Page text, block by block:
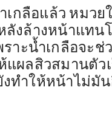
กลือแล้ว หมวย
ลังล้างหน้าแทน
ราะน้ำเกลือจะ
แผลสิวสมานตัว
ทำให้หน้าไม่มั